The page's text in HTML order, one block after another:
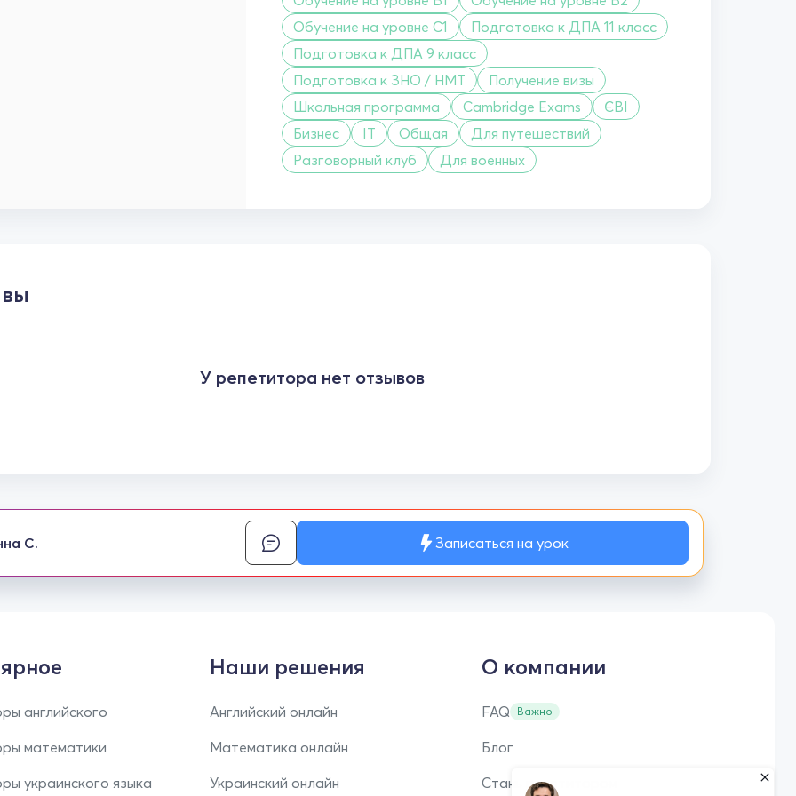
Обучение на уровне C1
Подготовка к ДПА 11 класс
Подготовка к ДПА 9 класс
Подготовка к ЗНО / НМТ
Получение визы
Школьная программа
Cambridge Exams
ЄВІ
Бизнес
IT Общая
Для путешествий
Разговорный клуб
Для военных
У репетитора нет отзывов
С. Записаться на урок
английского
математики
украинского языка
Наши решения
Английский онлайн
Математика онлайн
Украинский онлайн
О компании
FAQ Важно
Блог
Стань репетитором